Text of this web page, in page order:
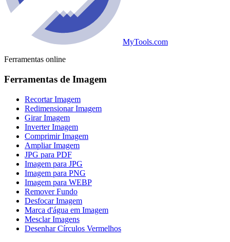
MyTools.com
Ferramentas online
Ferramentas de Imagem
Recortar Imagem
Redimensionar Imagem
Girar Imagem
Inverter Imagem
Comprimir Imagem
Ampliar Imagem
JPG para PDF
Imagem para JPG
Imagem para PNG
Imagem para WEBP
Remover Fundo
Desfocar Imagem
Marca d'água em Imagem
Mesclar Imagens
Desenhar Círculos Vermelhos